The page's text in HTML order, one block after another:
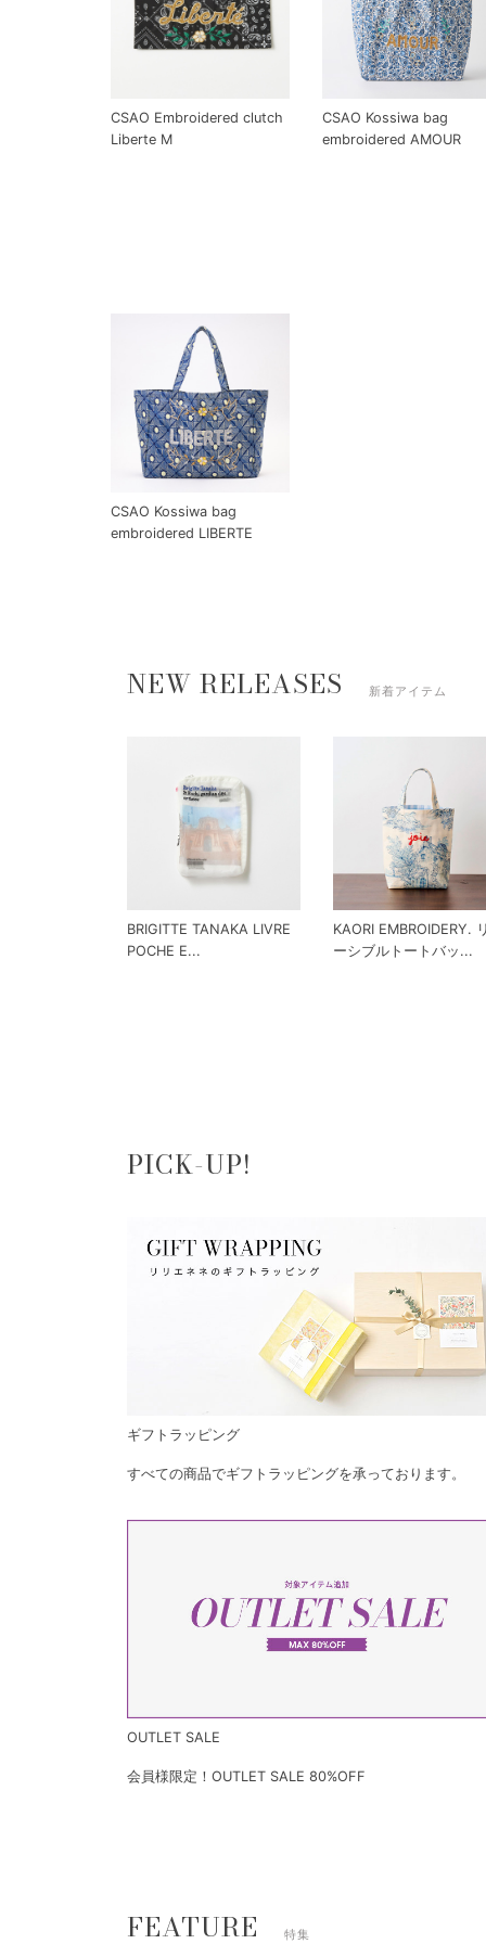
CSAO Embroidered clutch
Liberte M
CSAO Kossiwa bag
embroidered AMOUR
CSAO Kossiwa bag
embroidered LIBERTE
NEW RELEASES 新着アイテム
BRIGITTE TANAKA LIVRE
POCHE E...
KAORI EMBROIDERY.
ーシブルトートバッ...
PICK-UP!
ギフトラッピング
すべての商品でギフトラッピングを承っております。
OUTLET SALE
会員様限定！OUTLET SALE 80%OFF
FEATURE 特集